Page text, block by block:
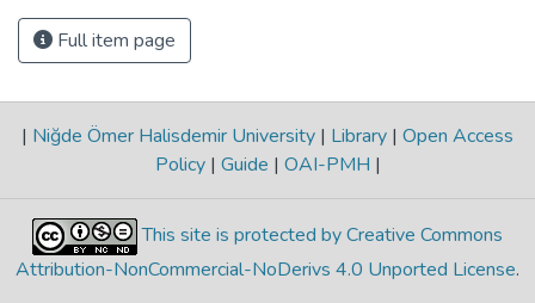
Full item page
| Niğde Ömer Halisdemir University | Library | Open Access
Policy | Guide | OAI-PMH |
This site is protected by Creative Commons
Attribution-NonCommercial-NoDerivs 4.0 Unported License.